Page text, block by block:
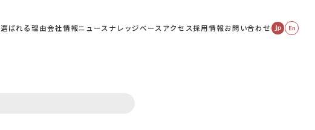
選ばれる理由会社情報ニュース ナレッジベース アクセス採用情報お問い合わせ